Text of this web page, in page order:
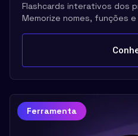
Flashcards interativos dos
Memorize nomes, funções
Ferramenta